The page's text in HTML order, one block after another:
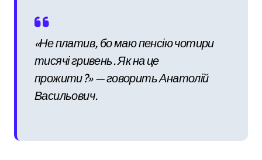
«Не платив, бо маю пенсію чотири
тисячі гривень. Як на це
прожити?» — говорить Анатолій
Васильович.